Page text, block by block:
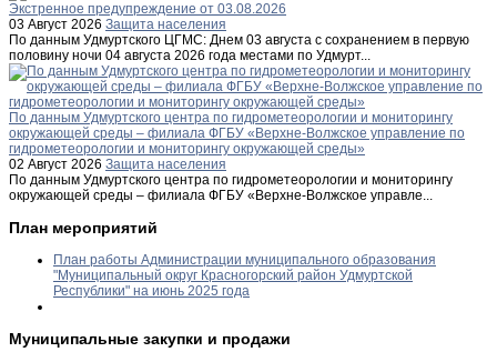
Экстренное предупреждение от 03.08.2026
03 Август 2026 Защита населения
По данным Удмуртского ЦГМС: Днем 03 августа с сохранением в первую
половину ночи 04 августа 2026 года местами по Удмурт...
По данным Удмуртского центра по гидрометеорологии и мониторингу
окружающей среды – филиала ФГБУ «Верхне-Волжское управление по
гидрометеорологии и мониторингу окружающей среды»
02 Август 2026 Защита населения
По данным Удмуртского центра по гидрометеорологии и мониторингу
окружающей среды – филиала ФГБУ «Верхне-Волжское управле...
План мероприятий
План работы Администрации муниципального образования
"Муниципальный округ Красногорский район Удмуртской
Республики" на июнь 2025 года
Муниципальные закупки и продажи